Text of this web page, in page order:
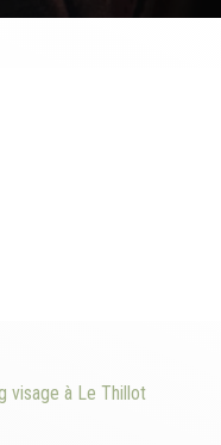
visage à Le Thillot